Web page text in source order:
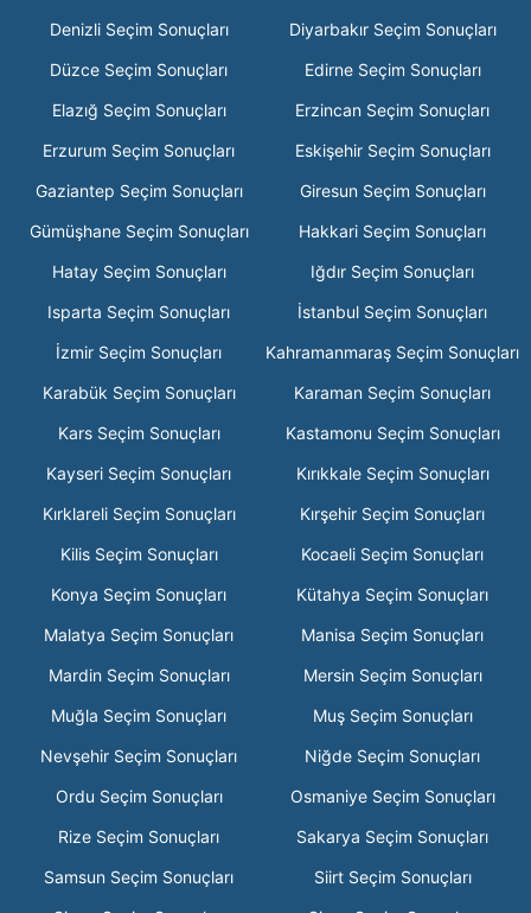
Denizli Seçim Sonuçları
Diyarbakır Seçim Sonuçları
Düzce Seçim Sonuçları
Edirne Seçim Sonuçları
Elazığ Seçim Sonuçları
Erzincan Seçim Sonuçları
Erzurum Seçim Sonuçları
Eskişehir Seçim Sonuçları
Gaziantep Seçim Sonuçları
Giresun Seçim Sonuçları
Gümüşhane Seçim Sonuçları
Hakkari Seçim Sonuçları
Hatay Seçim Sonuçları
Iğdır Seçim Sonuçları
Isparta Seçim Sonuçları
İstanbul Seçim Sonuçları
İzmir Seçim Sonuçları
Kahramanmaraş Seçim Sonuçları
Karabük Seçim Sonuçları
Karaman Seçim Sonuçları
Kars Seçim Sonuçları
Kastamonu Seçim Sonuçları
Kayseri Seçim Sonuçları
Kırıkkale Seçim Sonuçları
Kırklareli Seçim Sonuçları
Kırşehir Seçim Sonuçları
Kilis Seçim Sonuçları
Kocaeli Seçim Sonuçları
Konya Seçim Sonuçları
Kütahya Seçim Sonuçları
Malatya Seçim Sonuçları
Manisa Seçim Sonuçları
Mardin Seçim Sonuçları
Mersin Seçim Sonuçları
Muğla Seçim Sonuçları
Muş Seçim Sonuçları
Nevşehir Seçim Sonuçları
Niğde Seçim Sonuçları
Ordu Seçim Sonuçları
Osmaniye Seçim Sonuçları
Rize Seçim Sonuçları
Sakarya Seçim Sonuçları
Samsun Seçim Sonuçları
Siirt Seçim Sonuçları